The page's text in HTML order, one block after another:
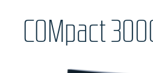
COMpact